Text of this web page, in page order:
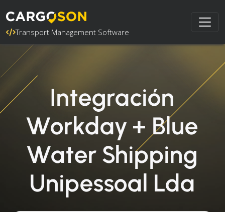
Transport Management Software
Integración
Workday + Blue
Water Shipping
Unipessoal Lda